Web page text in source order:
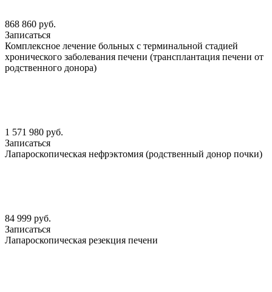
868 860 руб.
Записаться
Комплексное лечение больных с терминальной стадией
хронического заболевания печени (трансплантация печени от
родственного донора)
1 571 980 руб.
Записаться
Лапароскопическая нефрэктомия (родственный донор почки)
84 999 руб.
Записаться
Лапароскопическая резекция печени